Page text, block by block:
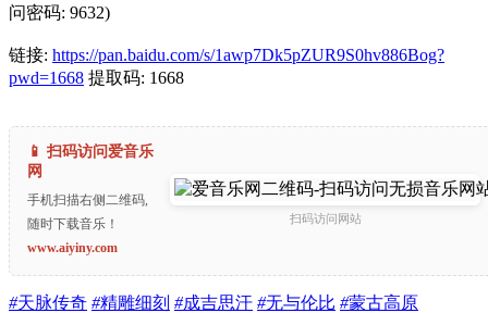
问密码: 9632)
链接: https://pan.baidu.com/s/1awp7Dk5pZUR9S0hv886Bog?
pwd=1668 提取码: 1668
📱 扫码访问爱音乐
网
手机扫描右侧二维码,
随时下载音乐！
www.aiyiny.com
扫码访问网站
#天脉传奇 #精雕细刻 #成吉思汗 #无与伦比 #蒙古高原